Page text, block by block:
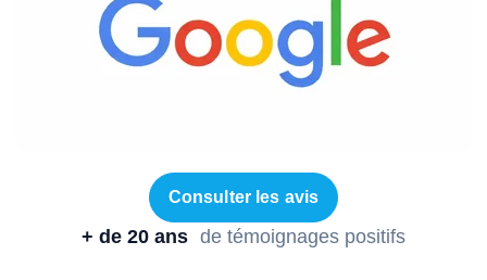
Consulter les avis
+ de 20 ans de témoignages positifs